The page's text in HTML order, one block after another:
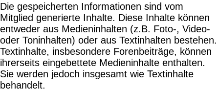
Die gespeicherten Informationen sind vom
Mitglied generierte Inhalte. Diese Inhalte können
entweder aus Medieninhalten (z.B. Foto-, Video-
oder Toninhalten) oder aus Textinhalten bestehen.
Textinhalte, insbesondere Forenbeiträge, können
ihrerseits eingebettete Medieninhalte enthalten.
Sie werden jedoch insgesamt wie Textinhalte
behandelt.